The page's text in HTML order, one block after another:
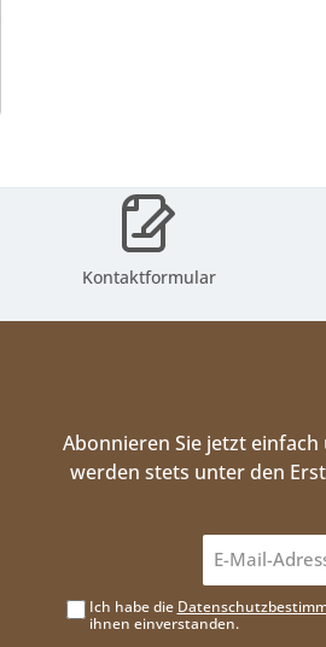
Kontaktformular
Abonnieren Sie jetzt
werden stets unter den
Ich habe die
ihnen einverstanden.